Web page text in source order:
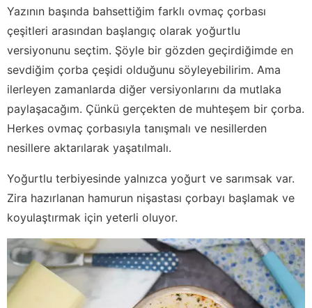
Yazının başında bahsettiğim farklı ovmaç çorbası
çeşitleri arasından başlangıç olarak yoğurtlu
versiyonunu seçtim. Şöyle bir gözden geçirdiğimde en
sevdiğim çorba çeşidi olduğunu söyleyebilirim. Ama
ilerleyen zamanlarda diğer versiyonlarını da mutlaka
paylaşacağım. Çünkü gerçekten de muhteşem bir çorba.
Herkes ovmaç çorbasıyla tanışmalı ve nesillerden
nesillere aktarılarak yaşatılmalı.
Yoğurtlu terbiyesinde yalnızca yoğurt ve sarımsak var.
Zira hazırlanan hamurun nişastası çorbayı başlamak ve
koyulaştırmak için yeterli oluyor.